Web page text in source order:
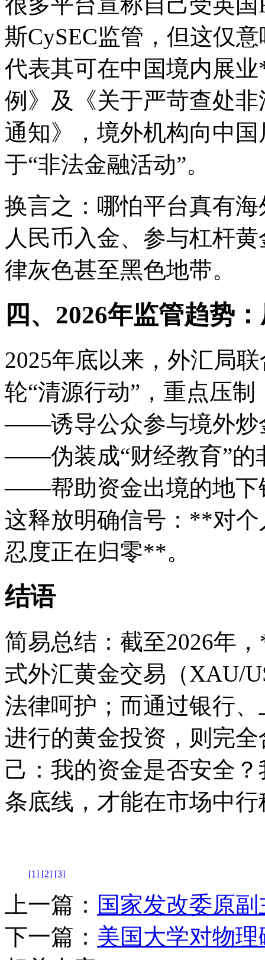
斯CySEC监管，但这仅
代表其可在中国境内展
例》及《关于严苛查处
通知》，境外机构向中
于“非法金融活动”。
换言之：哪怕平台真有
人民币入金、参与杠杆
律灰色甚至黑色地带。
四、2026年监管趋势
2025年底以来，外汇局
轮“清源行动”，重点压制
——诱导公众参与境外炒
——伪装成“财经教育”的
——帮助资金出境的地下
这释放明确信号：**对
忍度正在归零**。
结语
简易总结：截至2026年
式外汇黄金交易（XAU/
法律呵护；而通过银行
进行的黄金投资，则完
己：我的资金是否安全
条底线，才能在市场中
[1] [2] [3]
上一篇： 国家发改委原
下一篇： 美国大学对物